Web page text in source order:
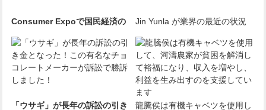
Consumer Expoで国民経済の
「トロイカ」消費の力を感じる
Jin Yunla が業界の最近の状況
について語ります
「ウサギ」が長年の訴訟の引き
龍騰侯は有機キャベツを使用し